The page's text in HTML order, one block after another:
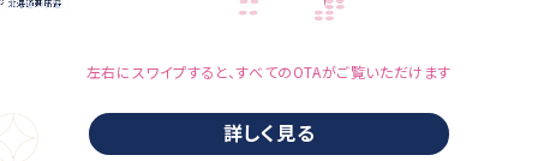
詳しく見る
左右にスワイプすると、すべてのOTAがご覧いただけます